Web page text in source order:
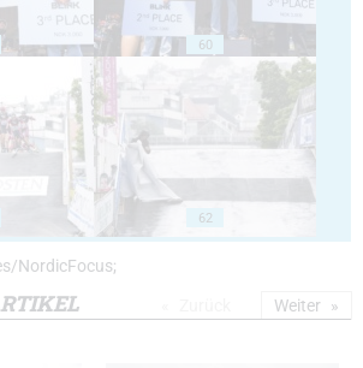
60
62
NordicFocus;
Weiter